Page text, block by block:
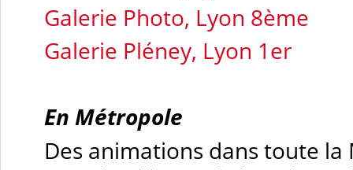
Galerie Photo, Lyon 8ème
Galerie Pléney, Lyon 1er
En Métropole
Des animations dans toute